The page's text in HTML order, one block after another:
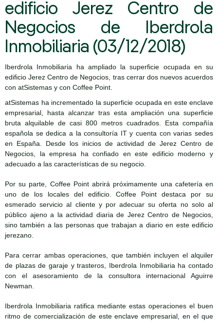
edificio Jerez Centro de
Negocios de Iberdrola
Inmobiliaria (03/12/2018)
Iberdrola Inmobiliaria ha ampliado la superficie ocupada en su
edificio Jerez Centro de Negocios, tras cerrar dos nuevos acuerdos
con atSistemas y con Coffee Point.
atSistemas ha incrementado la superficie ocupada en este enclave
empresarial, hasta alcanzar tras esta ampliación una superficie
bruta alquilable de casi 800 metros cuadrados. Esta compañía
española se dedica a la consultoría IT y cuenta con varias sedes
en España. Desde los inicios de actividad de Jerez Centro de
Negocios, la empresa ha confiado en este edificio moderno y
adecuado a las características de su negocio.
Por su parte, Coffee Point abrirá próximamente una cafetería en
uno de los locales del edificio. Coffee Point destaca por su
esmerado servicio al cliente y por adecuar su oferta no solo al
público ajeno a la actividad diaria de Jerez Centro de Negocios,
sino también a las personas que trabajan a diario en este edificio
jerezano.
Para cerrar ambas operaciones, que también incluyen el alquiler
de plazas de garaje y trasteros, Iberdrola Inmobiliaria ha contado
con el asesoramiento de la consultora internacional Aguirre
Newman.
Iberdrola Inmobiliaria ratifica mediante estas operaciones el buen
ritmo de comercialización de este enclave empresarial, en el que